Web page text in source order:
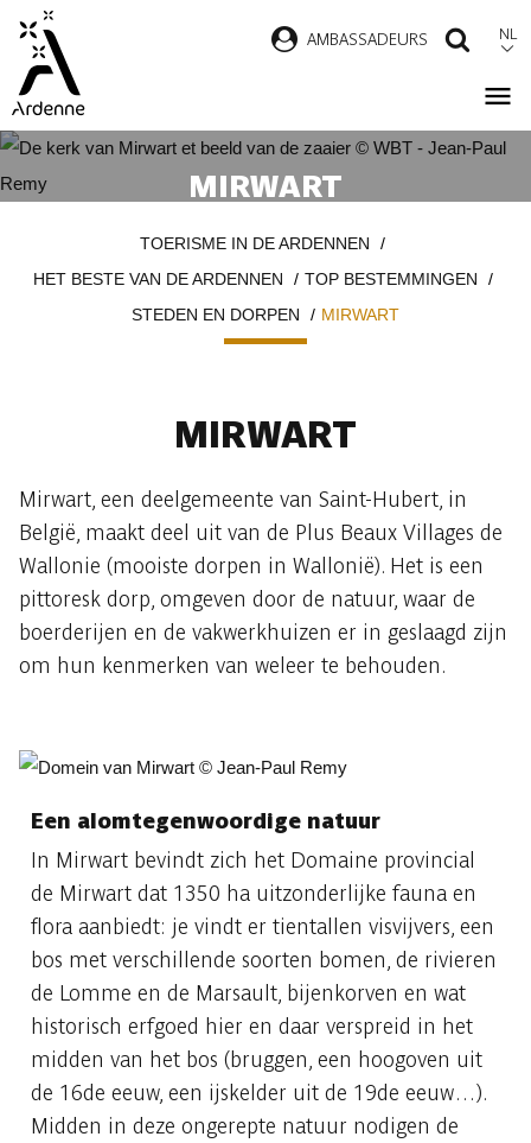
Overslaan
naar
inhoud
gaan
AMBASSADEURS NL
MIRWART
TOERISME IN DE ARDENNEN
HET BESTE VAN DE ARDENNEN
TOP BESTEMMINGEN
STEDEN EN DORPEN
MIRWART
MIRWART
Mirwart, een deelgemeente van Saint-Hubert, in
België, maakt deel uit van de Plus Beaux Villages de
Wallonie (mooiste dorpen in Wallonië). Het is een
pittoresk dorp, omgeven door de natuur, waar de
boerderijen en de vakwerkhuizen er in geslaagd zijn
om hun kenmerken van weleer te behouden.
Een alomtegenwoordige natuur
In Mirwart bevindt zich het Domaine provincial
de Mirwart dat 1350 ha uitzonderlijke fauna en
flora aanbiedt: je vindt er tientallen visvijvers, een
bos met verschillende soorten bomen, de rivieren
de Lomme en de Marsault, bijenkorven en wat
historisch erfgoed hier en daar verspreid in het
midden van het bos (bruggen, een hoogoven uit
de 16de eeuw, een ijskelder uit de 19de eeuw…).
Midden in deze ongerepte natuur nodigen de